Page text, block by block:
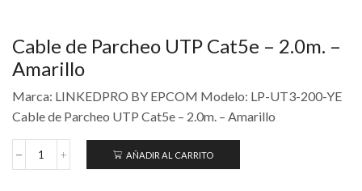
Cable de Parcheo UTP Cat5e – 2.0m. –
Amarillo
Marca: LINKEDPRO BY EPCOM Modelo: LP-UT3-200-YE
Cable de Parcheo UTP Cat5e – 2.0m. – Amarillo
AÑADIR AL CARRITO